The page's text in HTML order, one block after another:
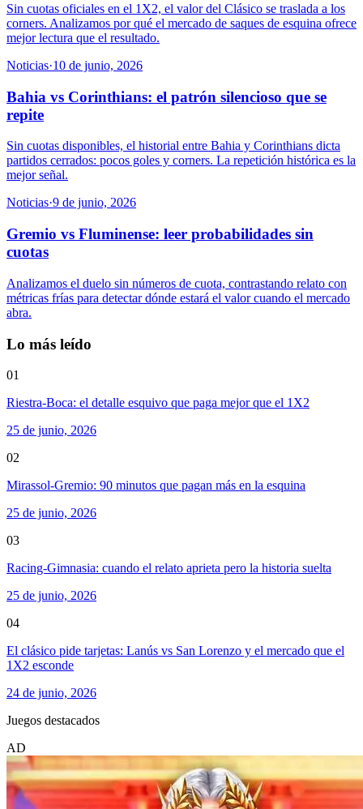
Sin cuotas oficiales en el 1X2, el valor del Clásico se traslada a los
corners. Analizamos por qué el mercado de saques de esquina ofrece
mejor lectura que el resultado.
Noticias·10 de junio, 2026
Bahia vs Corinthians: el patrón silencioso que se
repite
Sin cuotas disponibles, el historial entre Bahia y Corinthians dicta
partidos cerrados: pocos goles y corners. La repetición histórica es la
mejor señal.
Noticias·9 de junio, 2026
Gremio vs Fluminense: leer probabilidades sin
cuotas
Analizamos el duelo sin números de cuota, contrastando relato con
métricas frías para detectar dónde estará el valor cuando el mercado
abra.
Lo más leído
01
Riestra-Boca: el detalle esquivo que paga mejor que el 1X2
25 de junio, 2026
02
Mirassol-Gremio: 90 minutos que pagan más en la esquina
25 de junio, 2026
03
Racing-Gimnasia: cuando el relato aprieta pero la historia suelta
25 de junio, 2026
04
El clásico pide tarjetas: Lanús vs San Lorenzo y el mercado que el
1X2 esconde
24 de junio, 2026
Juegos destacados
AD